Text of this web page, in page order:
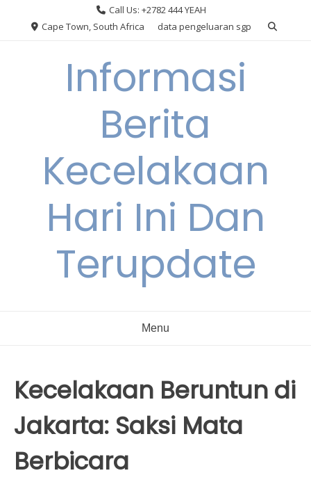
Call Us: +2782 444 YEAH
Cape Town, South Africa
data pengeluaran sgp
Informasi
Berita
Kecelakaan
Hari Ini Dan
Terupdate
Menu
Kecelakaan Beruntun di
Jakarta: Saksi Mata
Berbicara